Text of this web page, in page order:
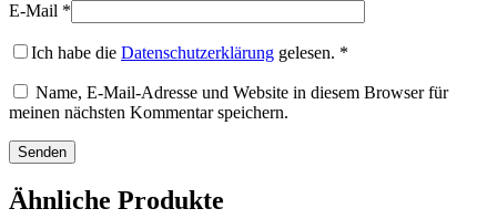
E-Mail *
Ich habe die Datenschutzerklärung gelesen. *
Name, E-Mail-Adresse und Website in diesem Browser für
meinen nächsten Kommentar speichern.
Ähnliche Produkte